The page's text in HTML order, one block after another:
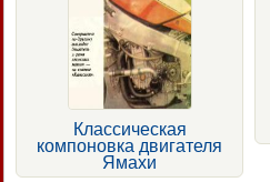
Классическая
компоновка двигателя
Ямахи